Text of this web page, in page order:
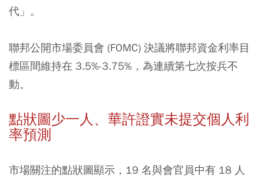
代」。
聯邦公開市場委員會 (FOMC) 決議將聯邦資金利率目
標區間維持在 3.5%-3.75%，為連續第七次按兵不
動。
點狀圖少一人、華許證實未提交個人利
率預測
市場關注的點狀圖顯示，19 名與會官員中有 18 人